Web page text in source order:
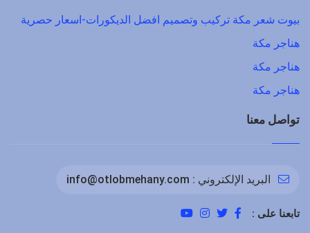
بيوت شعر مكة تركيب وتصميم افضل الديكورات-اسعار حصرية
هناجر مكة
هناجر مكة
هناجر مكة
تواصل معنا
البريد الإلكتروني : info@otlobmehany.com
تابعنا على :